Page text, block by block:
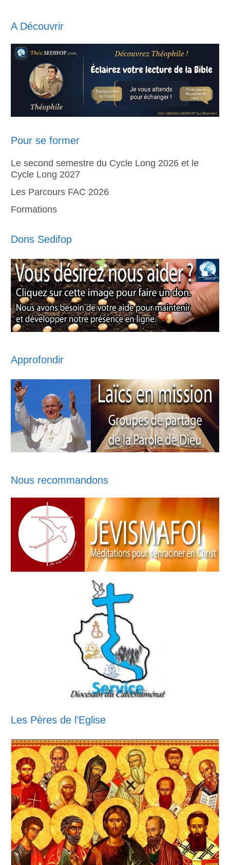
A Découvrir
Pour se former
Le second semestre du Cycle Long 2026 et le
Cycle Long 2027
Les Parcours FAC 2026
Formations
Dons Sedifop
Approfondir
Nous recommandons
Les Pères de l’Eglise